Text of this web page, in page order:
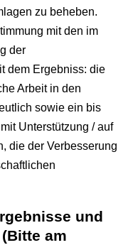
zu beheben.
mit den im
der
dem Ergebniss: die
Arbeit in den
sowie ein bis
Unterstützung / auf
die der Verbesserung
und
am